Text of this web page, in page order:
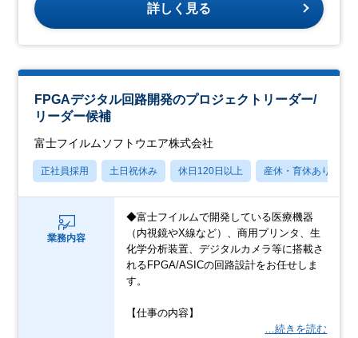
詳しく見る
FPGAデジタル回路開発のプロジェクトリーダー/
リーダー候補
富士フイルムソフトウエア株式会社
正社員採用 土日祝休み 休日120日以上 産休・育休あり
業務内容
◆富士フイルムで開発している医療機器
（内視鏡やX線など）、商用プリンタ、生
化学分析装置、デジタルカメラ等に搭載さ
れるFPGA/ASICの回路設計をお任せしま
す。
【仕事の内容】
…続きを読む